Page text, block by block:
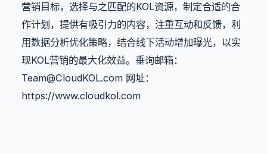
营销目标，选择与之匹配的KOL资源，制定合适的合
作计划，提供有吸引力的内容，注重互动和反馈，利
用数据分析优化策略，结合线下活动增加曝光，以实
现KOL营销的最大化效益。垂询邮箱：
Team@CloudKOL.com 网址：
https://www.cloudkol.com